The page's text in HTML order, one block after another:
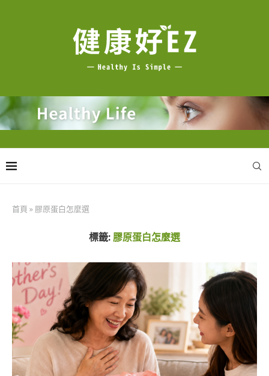
首頁 » 膠原蛋白怎麼選
標籤:膠原蛋白怎麼選